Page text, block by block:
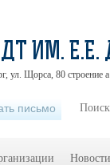
ИМ. Е.Е.
ул. Щорса, 80 строение а
письмо
Новости